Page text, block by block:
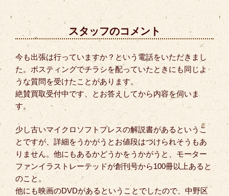
スタッフのコメント
今も出張は行っていますか？という電話をいただきまし
た。ポスティングでチラシを配っていたときにも同じよ
うな質問を受けたことがあります。
絶賛買取受付中です、とお答えしてから内容を伺いま
す。
少し古いマイクロソフトプレスの解説書があるというこ
とですが、詳細をうかがうとお値段はつけられそうもあ
りません。他にもあるかどうかをうかがうと、モーター
ファンイラストレーテッドが創刊号から100冊以上あると
のこと。
他にも映画のDVDがあるということでしたので、中野区